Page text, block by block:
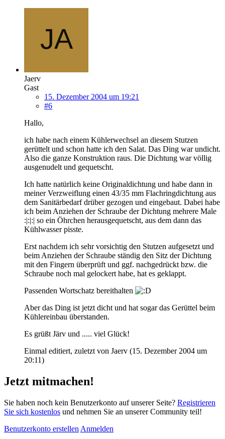
Jaerv
Gast
15. Dezember 2004 um 19:21
#6
Hallo,
ich habe nach einem Kühlerwechsel an diesem Stutzen
gerüttelt und schon hatte ich den Salat. Das Ding war undicht.
Also die ganze Konstruktion raus. Die Dichtung war völlig
ausgenudelt und gequetscht.
Ich hatte natürlich keine Originaldichtung und habe dann in
meiner Verzweiflung einen 43/35 mm Flachringdichtung aus
dem Sanitärbedarf drüber gezogen und eingebaut. Dabei habe
ich beim Anziehen der Schraube der Dichtung mehrere Male
:|:|:| so ein Öhrchen herausgequetscht, aus dem dann das
Kühlwasser pisste.
Erst nachdem ich sehr vorsichtig den Stutzen aufgesetzt und
beim Anziehen der Schraube ständig den Sitz der Dichtung
mit den Fingern überprüft und ggf. nachgedrückt bzw. die
Schraube noch mal gelockert habe, hat es geklappt.
Passenden Wortschatz bereithalten
Aber das Ding ist jetzt dicht und hat sogar das Gerüttel beim
Kühlereinbau überstanden.
Es grüßt Järv und ..... viel Glück!
Einmal editiert, zuletzt von Jaerv (15. Dezember 2004 um
20:11)
Jetzt mitmachen!
Sie haben noch kein Benutzerkonto auf unserer Seite? Registrieren
Sie sich kostenlos und nehmen Sie an unserer Community teil!
Benutzerkonto erstellen Anmelden